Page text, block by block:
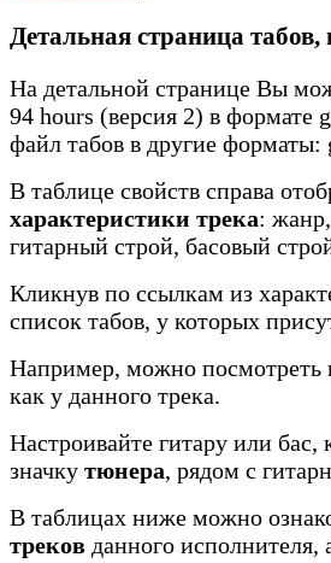
Детальная страница
На детальной странице Вы
94 hours (версия 2) в формате
файл табов в другие форматы:
В таблице свойств справа
характеристики трека:
гитарный строй, басовый
Кликнув по ссылкам из
список табов, у которых
Например, можно посмотреть
как у данного трека.
Настроивайте гитару или
значку тюнера, рядом с
В таблицах ниже можно
треков данного